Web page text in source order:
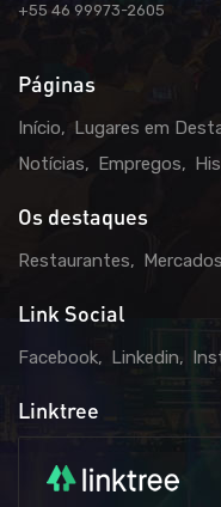
+55 46 99973-2605
Páginas
Início Lugares em
Notícias
Empregos
Os destaques
Restaurantes Mercados
Link Social
Facebook Linkedin
Linktree